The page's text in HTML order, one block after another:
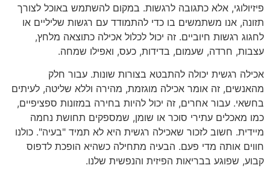
פיזיולוגי, אלא כתגובה לרגשות. במקום להשתמש באוכל לצורך
תזונה, אנו משתמשים בו כדי להתמודד עם רגשות שליליים או
לחגוג רגשות חיוביים. זה יכול לכלול אכילה כתוצאה מלחץ,
עצבות, חרדה, שעמום, בדידות, כעס, ואפילו שמחה.
אכילה רגשית יכולה להתבטא בצורות שונות. עבור חלק
מהאנשים, זה אומר אכילה מוגזמת, מהירה וללא שליטה, לעיתים
בחשאי. עבור אחרים, זה יכול להיות בחירה במזונות ספציפיים,
כמו מאכלים עתירי סוכר או שומן, שמספקים תחושת נחמה
מיידית. חשוב לזכור שאכילה רגשית היא לא תמיד "בעיה". כולנו
חווים אותה מדי פעם. הבעיה מתחילה כשהיא הופכת לדפוס
קבוע, שפוגע בבריאות הפיזית והנפשית שלנו.